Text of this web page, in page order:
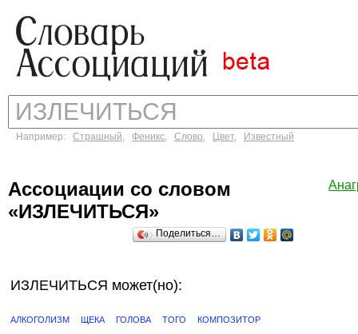
Например: Страшный, Феникс, Слово, Цвет, Известный
Ассоциации со словом
«ИЗЛЕЧИТЬСЯ»
Поделиться…
ИЗЛЕЧИТЬСЯ может(но):
АЛКОГОЛИЗМ ЩЕКА ГОЛОВА ТОГО КОМПОЗИТОР